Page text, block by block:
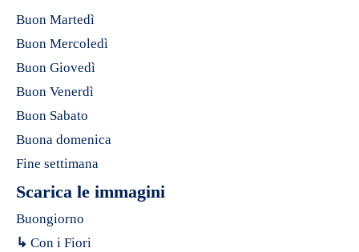
Buon Martedì
Buon Mercoledì
Buon Giovedì
Buon Venerdì
Buon Sabato
Buona domenica
Fine settimana
Scarica le immagini
Buongiorno
↳ Con i Fiori